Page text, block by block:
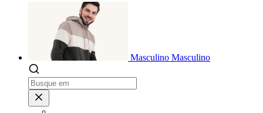
Masculino Masculino